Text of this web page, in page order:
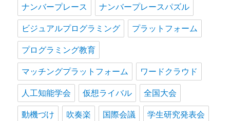
ナンバープレース ナンバープレースパズル
ビジュアルプログラミング プラットフォーム
プログラミング教育
マッチングプラットフォーム ワードクラウド
人工知能学会 仮想ライバル 全国大会
動機づけ 吹奏楽 国際会議 学生研究発表会